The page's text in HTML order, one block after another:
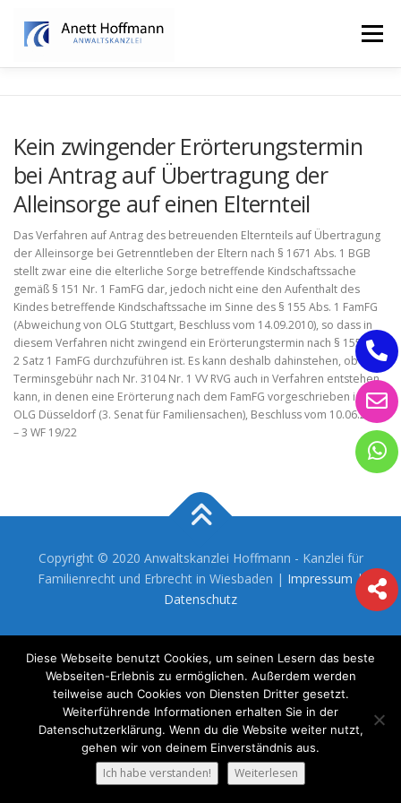
Inhalt
springen
Menü
ERBRECHT
Kein zwingender Erörterungstermin
bei Antrag auf Übertragung der
Alleinsorge auf einen Elternteil
Das Verfahren auf Antrag des betreuenden Elternteils auf Übertragung
der Alleinsorge bei Getrenntleben der Eltern nach § 1671 Abs. 1 BGB
stellt zwar eine die elterliche Sorge betreffende Kindschaftssache
gemäß § 151 Nr. 1 FamFG dar, jedoch nicht eine den Aufenthalt des
Kindes betreffende Kindschaftssache im Sinne des § 155 Abs. 1 FamFG
(Abweichung von OLG Stuttgart, Beschluss vom 14.09.2010), so dass in
diesem Verfahren nicht zwingend ein Erörterungstermin nach § 155 Abs.
2 Satz 1 FamFG durchzuführen ist. Es kann deshalb dahinstehen, ob eine
Terminsgebühr nach Nr. 3104 Nr. 1 VV RVG auch in Verfahren entstehen
kann, in denen eine Erörterung nach dem FamFG vorgeschrieben ist.
OLG Düsseldorf (3. Senat für Familiensachen), Beschluss vom 10.06.2022
– 3 WF 19/22
Copyright © 2020 Anwaltskanzlei Hoffmann - Kanzlei für
Familienrecht und Erbrecht in Wiesbaden | Impressum |
Datenschutz
Diese Webseite benutzt Cookies, um seinen Lesern das beste
Webseiten-Erlebnis zu ermöglichen. Außerdem werden
teilweise auch Cookies von Diensten Dritter gesetzt.
Weiterführende Informationen erhalten Sie in der
Datenschutzerklärung. Wenn du die Website weiter nutzt,
gehen wir von deinem Einverständnis aus.
Ich habe verstanden! Weiterlesen